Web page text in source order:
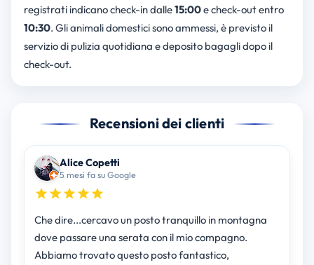
registrati indicano check-in dalle15:00e check-out entro
10:30. Gli animali domestici sono ammessi, è previsto il
servizio di pulizia quotidiana e deposito bagagli dopo il
check-out.
Recensioni dei clienti
Alice Copetti
5 mesi fa su Google
Che dire...cercavo un posto tranquillo in montagna
dove passare una serata con il mio compagno.
Abbiamo trovato questo posto fantastico,